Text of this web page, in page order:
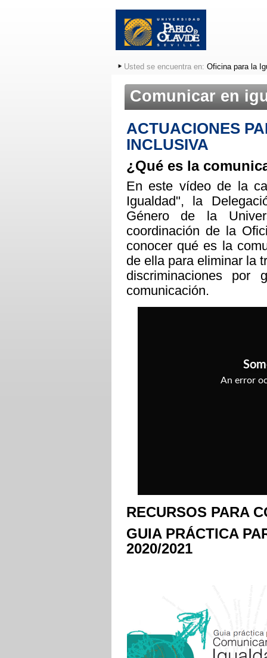
Usted se encuentra en: Oficina para la
Comunicar en
ACTUACIONES
INCLUSIVA
¿Qué es la
En este vídeo de la
Igualdad", la
Género de la
coordinación de la
conocer qué es la
de ella para eliminar la
discriminaciones
comunicación.
RECURSOS PARA
GUIA PRÁCTICA
2020/2021